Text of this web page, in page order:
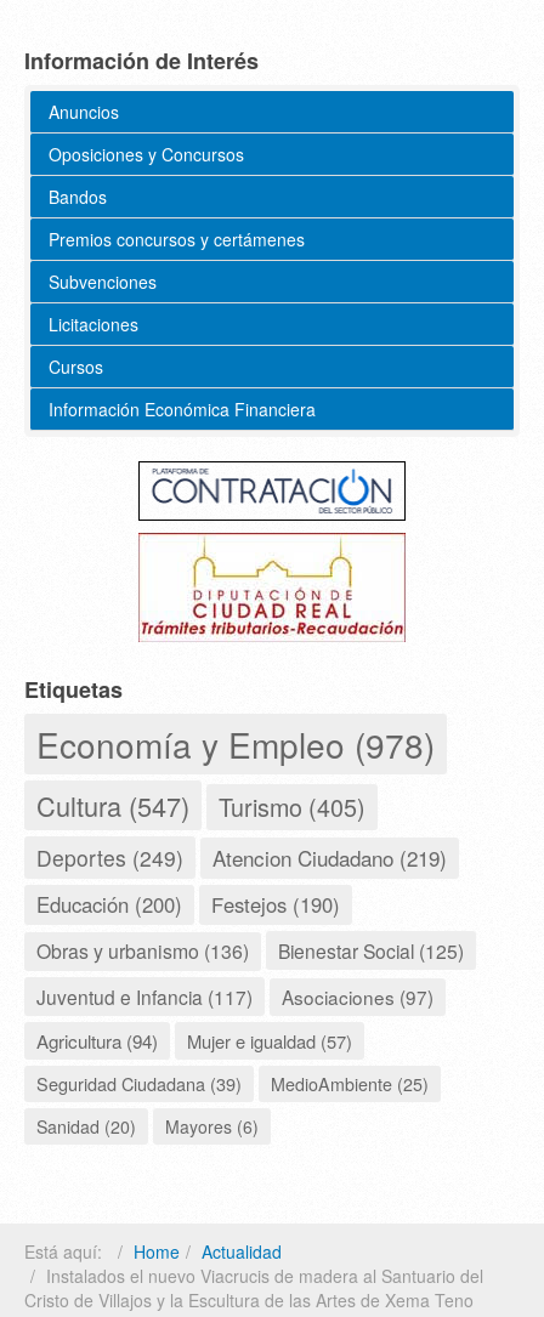
Información de Interés
Anuncios
Oposiciones y Concursos
Bandos
Premios concursos y certámenes
Subvenciones
Licitaciones
Cursos
Información Económica Financiera
Etiquetas
Economía y Empleo (978)
Cultura (547) Turismo (405)
Deportes (249) Atencion Ciudadano (219)
Educación (200) Festejos (190)
Obras y urbanismo (136)
Bienestar Social (125)
Juventud e Infancia (117)
Asociaciones (97)
Agricultura (94)
Mujer e igualdad (57)
Seguridad Ciudadana (39)
MedioAmbiente (25)
Sanidad (20)
Mayores (6)
Está aquí: Home
Actualidad
Instalados el nuevo Viacrucis de madera al Santuario del
Cristo de Villajos y la Escultura de las Artes de Xema Teno